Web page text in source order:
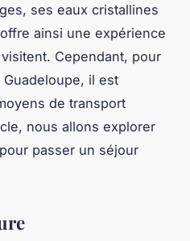
ses eaux cristallines
ainsi une expérience
Cependant, pour
il est
de transport
nous allons explorer
passer un séjour